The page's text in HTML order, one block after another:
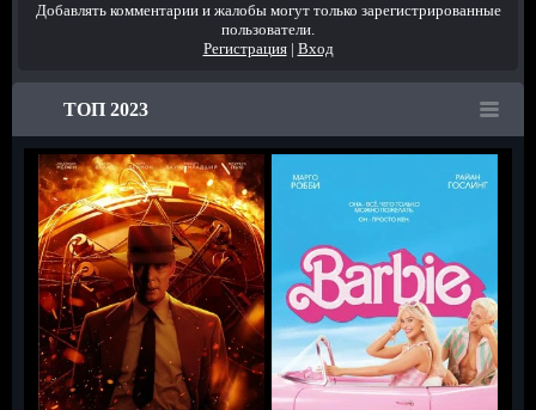
Добавлять комментарии и жалобы могут только зарегистрированные
пользователи.
Регистрация| Вход
ТОП 2023